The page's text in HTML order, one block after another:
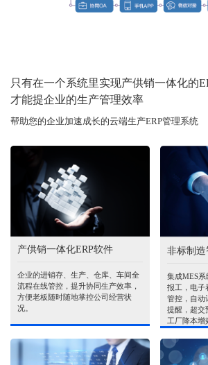
只有在一个系统里实现产供销一体化的
才能提企业的生产管理效率
帮助您的企业加速成长的云端生产ERP管理系统
产供销一体化ERP软件
企业的进销存、生产、仓库、车间全
流程在线管控，提升协同生产效率，
方便老板随时随地掌控公司经营状
况。
非标制
集成MES
报工，电子
管控，自动
提醒，超交
工厂降本增